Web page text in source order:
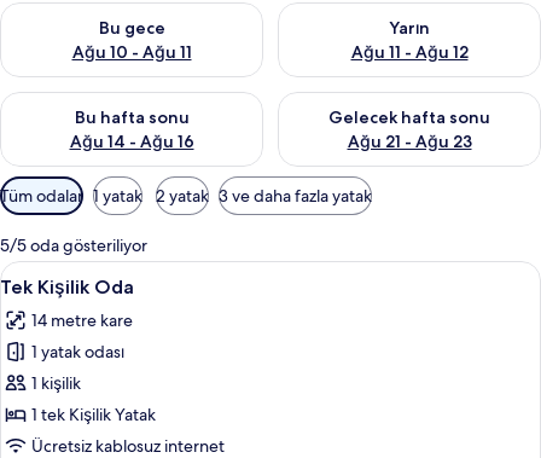
Bu gece
Ağu 10 - Ağu 11
Bu gece için müsaitliği kontrol et Ağu 10 - Ağu 11
Yarın
Ağu 11 - Ağu 12
Yarın için müsaitliği kontrol et
Bu hafta sonu
Ağu 14 - Ağu 16
Bu hafta sonu için müsaitliği kontrol et Ağu 14 - Ağu 16
Gelecek hafta sonu
Ağu 21 - Ağu 23
Önümüzdeki hafta sonu için
Odalar
için
mevcut
filtreler
Tüm odalar 1 yatak 2 yatak 3 ve daha fazla yatak
5/5 oda gösteriliyor
Tek
Kişilik
Oda
için
tüm
fotoğrafları
görün
Tek Kişilik Oda | Masa, ses yalıtımı,
4
Tek Kişilik Oda
14 metre kare
1 yatak odası
1 kişilik
1 tek Kişilik Yatak
Ücretsiz kablosuz internet